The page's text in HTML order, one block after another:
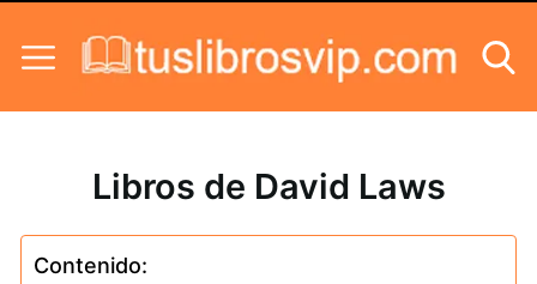
Libros de David Laws
Contenido: